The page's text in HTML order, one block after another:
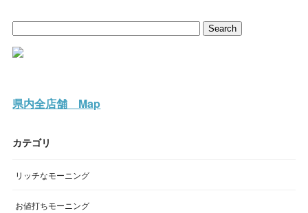
県内全店舗 Map
カテゴリ
リッチなモーニング
お値打ちモーニング